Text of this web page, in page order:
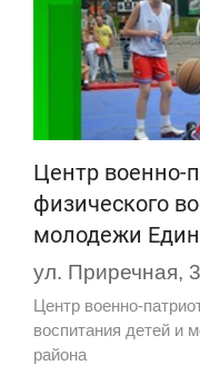
Центр военно-
физического
молодежи
ул. Приречная, 3
Центр военно-
воспитания детей и
района